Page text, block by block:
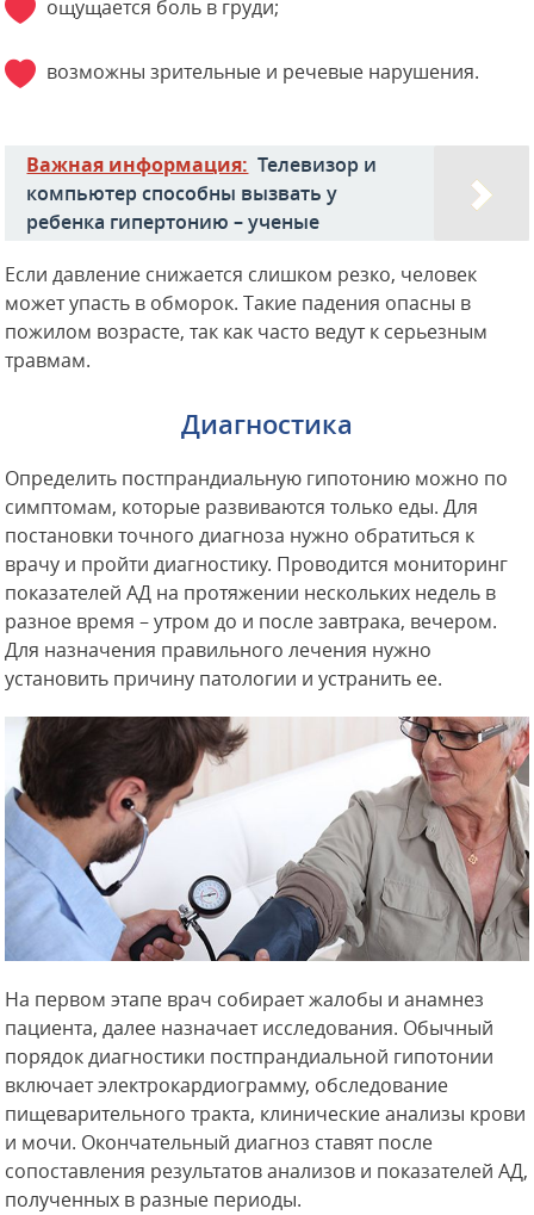
ощущается боль в груди;
возможны зрительные и речевые нарушения.
Важная информация: Телевизор и
компьютер способны вызвать у
ребенка гипертонию – ученые
Если давление снижается слишком резко, человек
может упасть в обморок. Такие падения опасны в
пожилом возрасте, так как часто ведут к серьезным
травмам.
Диагностика
Определить постпрандиальную гипотонию можно по
симптомам, которые развиваются только еды. Для
постановки точного диагноза нужно обратиться к
врачу и пройти диагностику. Проводится мониторинг
показателей АД на протяжении нескольких недель в
разное время – утром до и после завтрака, вечером.
Для назначения правильного лечения нужно
установить причину патологии и устранить ее.
На первом этапе врач собирает жалобы и анамнез
пациента, далее назначает исследования. Обычный
порядок диагностики постпрандиальной гипотонии
включает электрокардиограмму, обследование
пищеварительного тракта, клинические анализы крови
и мочи. Окончательный диагноз ставят после
сопоставления результатов анализов и показателей АД,
полученных в разные периоды.